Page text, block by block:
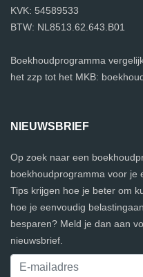
KVK: 54589533
BTW: NL8513.62.643.B01
Boekhoudprogramma
het zzp tot het MKB:
NIEUWSBRIEF
Op zoek naar een
boekhoudprogramma voor je
Tips krijgen hoe je beter om
hoe je eenvoudig
besparen? Meld je dan aan
nieuwsbrief.